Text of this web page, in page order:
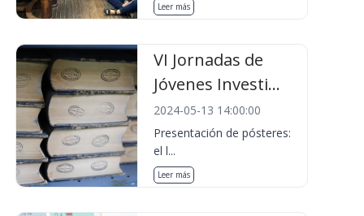
Leer más
VI Jornadas de
Jóvenes Investi...
2024-05-13 14:00:00
Presentación de pósteres:
el l...
Leer más